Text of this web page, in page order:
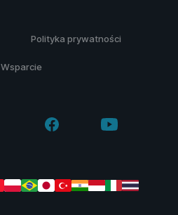
Polityka prywatności
Wsparcie